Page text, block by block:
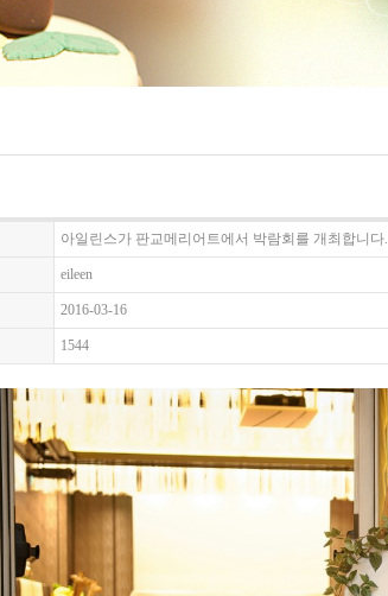
아일린스가 판교메리어트에서 박람회를 개최합니다.
eileen
2016-03-16
1544